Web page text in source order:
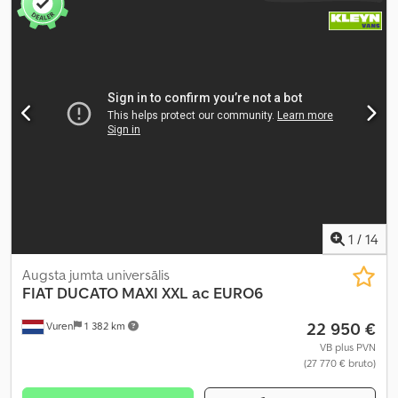
1 / 14
Vuren 1 382 km
Augsta jumta universālis
FIAT DUCATO MAXI XXL ac EURO6
22 950 €
VB plus PVN
(27 770 € bruto)